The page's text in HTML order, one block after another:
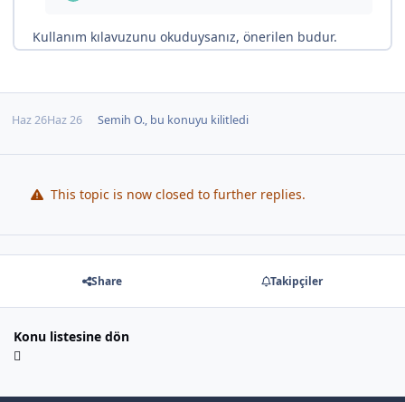
Haz 26Haz 26 Semih O., bu konuyu kilitledi
This topic is now closed to further replies.
Share Takipçiler
Konu listesine dön